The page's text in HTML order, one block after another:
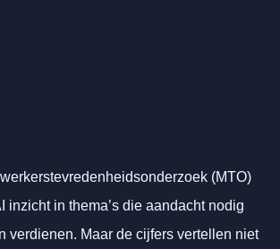
(MTO)
inzicht in thema’s die aandacht nodig
verdienen. Maar de cijfers vertellen niet